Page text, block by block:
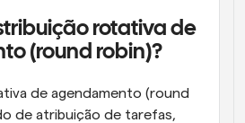
rotativa de
(round robin)?
de agendamento (round
de atribuição de tarefas,